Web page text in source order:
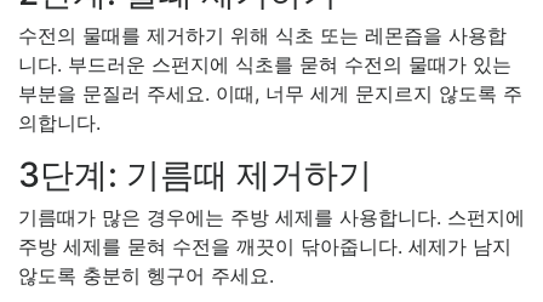
수전의 물때를 제거하기 위해 식초 또는 레몬즙을 사용합
니다. 부드러운 스펀지에 식초를 묻혀 수전의 물때가 있는
부분을 문질러 주세요. 이때, 너무 세게 문지르지 않도록 주
의합니다.
3단계: 기름때 제거하기
기름때가 많은 경우에는 주방 세제를 사용합니다. 스펀지에
주방 세제를 묻혀 수전을 깨끗이 닦아줍니다. 세제가 남지
않도록 충분히 헹구어 주세요.